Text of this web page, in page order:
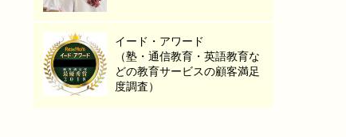
イード・アワード
（塾・通信教育・英語教育な
どの教育サービスの顧客満足
度調査）